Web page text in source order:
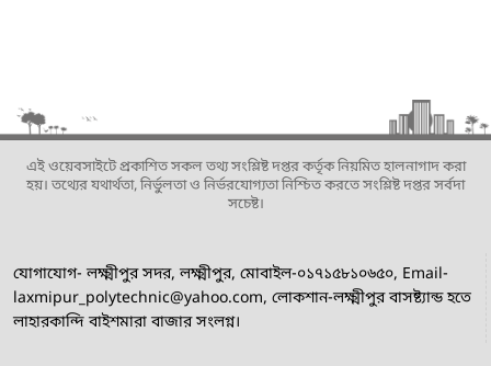
এই ওয়েবসাইটে প্রকাশিত সকল তথ্য সংশ্লিষ্ট দপ্তর কর্তৃক নিয়মিত হালনাগাদ করা
হয়। তথ্যের যথার্থতা, নির্ভুলতা ও নির্ভরযোগ্যতা নিশ্চিত করতে সংশ্লিষ্ট দপ্তর সর্বদা
সচেষ্ট।
যোগাযোগ- লক্ষ্মীপুর সদর, লক্ষ্মীপুর, মোবাইল-০১৭১৫৮১০৬৫০, Email-
laxmipur_polytechnic@yahoo.com, লোকশান-লক্ষ্মীপুর বাসষ্ট্যান্ড হতে
লাহারকান্দি বাইশমারা বাজার সংলগ্ন।